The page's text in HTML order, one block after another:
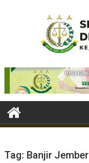
Tag: Banjir Jember